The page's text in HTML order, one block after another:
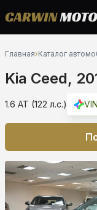
Главная›Каталог
Kia Ceed,
1.6 AT (122 л.с.)